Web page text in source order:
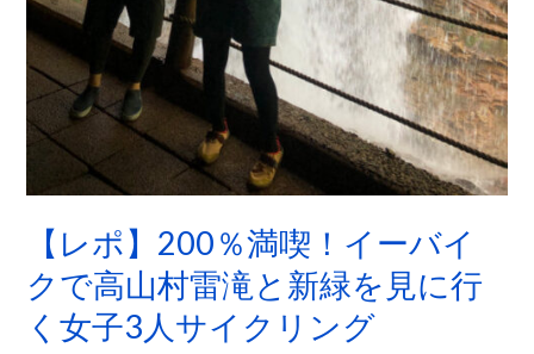
【レポ】200％満喫！イーバイ
クで高山村雷滝と新緑を見に行
く女子3人サイクリング
新
緑
行
く
女